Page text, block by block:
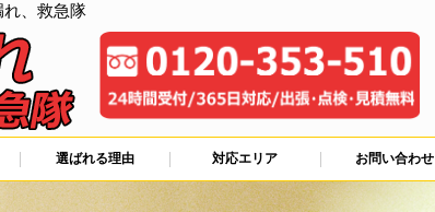
、救急隊
選ばれる理由 対応エリア お問い合わせ